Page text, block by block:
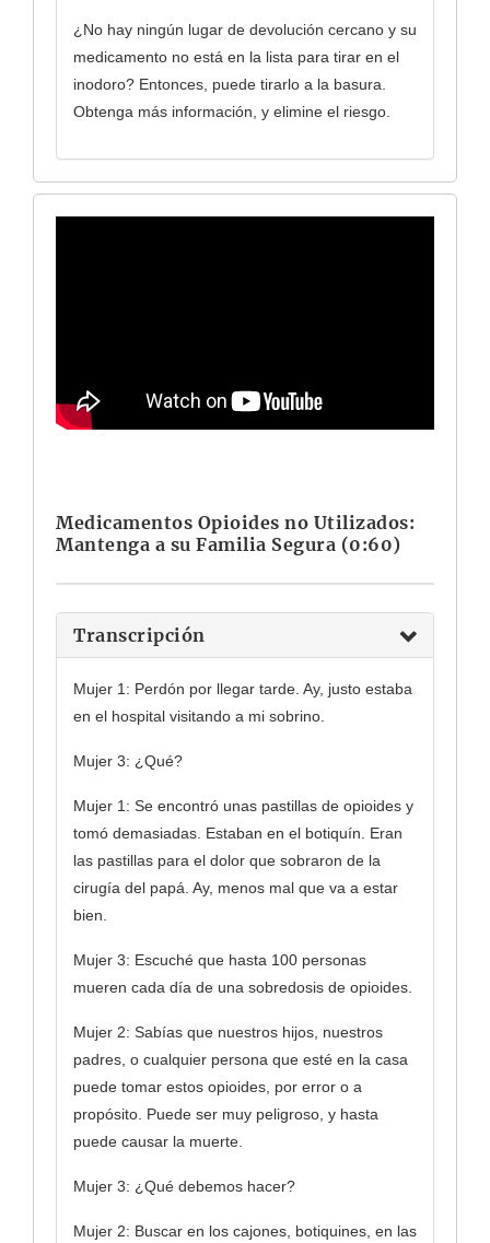
¿No hay ningún lugar de devolución cercano y su
medicamento no está en la lista para tirar en el
inodoro? Entonces, puede tirarlo a la basura.
Obtenga más información, y elimine el riesgo.
Medicamentos Opioides no Utilizados:
Mantenga a su Familia Segura (0:60)
Transcripción
Mujer 1: Perdón por llegar tarde. Ay, justo estaba
en el hospital visitando a mi sobrino.
Mujer 3: ¿Qué?
Mujer 1: Se encontró unas pastillas de opioides y
tomó demasiadas. Estaban en el botiquín. Eran
las pastillas para el dolor que sobraron de la
cirugía del papá. Ay, menos mal que va a estar
bien.
Mujer 3: Escuché que hasta 100 personas
mueren cada día de una sobredosis de opioides.
Mujer 2: Sabías que nuestros hijos, nuestros
padres, o cualquier persona que esté en la casa
puede tomar estos opioides, por error o a
propósito. Puede ser muy peligroso, y hasta
puede causar la muerte.
Mujer 3: ¿Qué debemos hacer?
Mujer 2: Buscar en los cajones, botiquines, en las